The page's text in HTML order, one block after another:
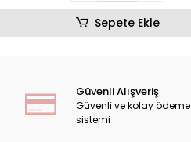
Sepete Ekle
Güvenli Alışveriş
Güvenli ve kolay ödeme
sistemi